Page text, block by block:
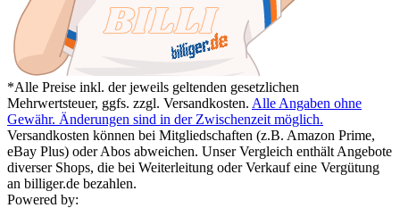
*Alle Preise inkl. der jeweils geltenden gesetzlichen
Mehrwertsteuer, ggfs. zzgl. Versandkosten. Alle Angaben ohne
Gewähr. Änderungen sind in der Zwischenzeit möglich.
Versandkosten können bei Mitgliedschaften (z.B. Amazon Prime,
eBay Plus) oder Abos abweichen. Unser Vergleich enthält Angebote
diverser Shops, die bei Weiterleitung oder Verkauf eine Vergütung
an billiger.de bezahlen.
Powered by: